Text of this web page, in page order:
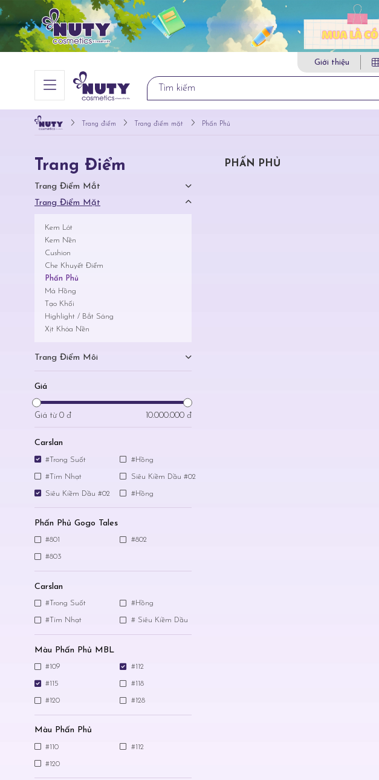
Giới thiệu
Trang điểm Trang điểm mặt Phấn Phủ
Trang Điểm
Trang Điểm Mắt
Trang Điểm Mặt
Kem Lót
Kem Nền
Cushion
Che Khuyết Điểm
Phấn Phủ
Má Hồng
Tạo Khối
Highlight / Bắt Sáng
Xịt Khóa Nền
Trang Điểm Môi
Giá
Giá từ 0 đ 10.000.000 đ
Carslan
#Trong Suốt #Hồng
#Tím Nhạt Siêu Kiềm Dầu #02
Siêu Kiềm Dầu #02 #Hồng
Phấn Phủ Gogo Tales
#801 #802
#803
Carslan
#Trong Suốt #Hồng
#Tím Nhạt # Siêu Kiềm Dầu
Màu Phấn Phủ MBL
#109 #112
#115 #118
#120 #128
Màu Phấn Phủ
#110 #112
#120
PHẤN PHỦ